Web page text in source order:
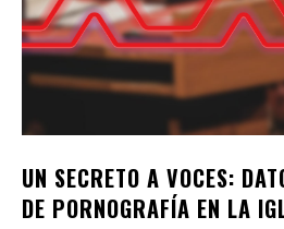
UN SECRETO A VOCES:
DE PORNOGRAFÍA EN LA